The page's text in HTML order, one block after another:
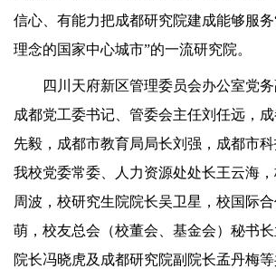
信心、有能力把成都研究院建成能够服
理念的国家中心城市”的一流研究院。
四川天府新区管理委员会办公室党
成都党工委书记、管委会主任刘任远，
先毅，成都市教育局局长刘强，成都市科
我校党委常委、人力资源处处长王云海
周波，校研究生院院长吴卫星，校国际
萌，校友总会（校董会、基金会）秘书
院长冯晓虎及成都研究院副院长孟丹梅等